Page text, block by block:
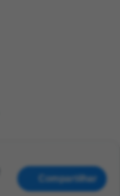
Compartilhar